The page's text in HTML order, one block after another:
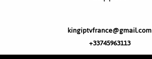
kingiptvfrance@gmail.com
+33745963113